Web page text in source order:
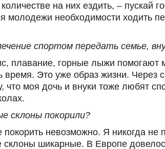
на них ездить, – пускай
молодежи необходимости ходить
спортом передать семье,
плавание, горные лыжи помогают
время. Это уже образ жизни. Через
что моя дочь и внуки тоже любят
склоны покорили?
невозможно. Я никогда не
шикарные. В Европе